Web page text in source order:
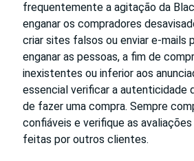
frequentemente a agitação da
enganar os compradores
criar sites falsos ou enviar e-mails
enganar as pessoas, a fim de
inexistentes ou inferior aos
essencial verificar a autenticidade
de fazer uma compra. Sempre
confiáveis e verifique as
feitas por outros clientes.